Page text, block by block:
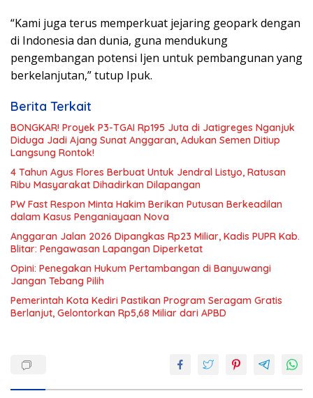
“Kami juga terus memperkuat jejaring geopark dengan
di Indonesia dan dunia, guna mendukung
pengembangan potensi Ijen untuk pembangunan yang
berkelanjutan,” tutup Ipuk.
Berita Terkait
BONGKAR! Proyek P3-TGAI Rp195 Juta di Jatigreges Nganjuk
Diduga Jadi Ajang Sunat Anggaran, Adukan Semen Ditiup
Langsung Rontok!
4 Tahun Agus Flores Berbuat Untuk Jendral Listyo, Ratusan
Ribu Masyarakat Dihadirkan Dilapangan
PW Fast Respon Minta Hakim Berikan Putusan Berkeadilan
dalam Kasus Penganiayaan Nova
Anggaran Jalan 2026 Dipangkas Rp23 Miliar, Kadis PUPR Kab.
Blitar: Pengawasan Lapangan Diperketat
Opini: Penegakan Hukum Pertambangan di Banyuwangi
Jangan Tebang Pilih
Pemerintah Kota Kediri Pastikan Program Seragam Gratis
Berlanjut, Gelontorkan Rp5,68 Miliar dari APBD